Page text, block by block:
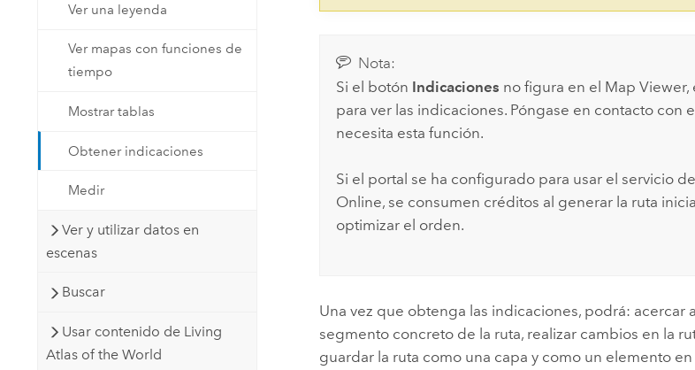
Ver una leyenda
Ver mapas con funciones de
tiempo
Mostrar tablas
Obtener indicaciones
Medir
Ver y utilizar datos en
escenas
Buscar
Usar contenido de Living
Atlas of the World
Nota:
Si el botón Indicaciones no figura en el Map Viewer,
para ver las indicaciones. Póngase en contacto con
necesita esta función.
Si el portal se ha configurado para usar el servicio
Online, se consumen créditos al generar la ruta
optimizar el orden.
Una vez que obtenga las indicaciones, podrá: acercar
segmento concreto de la ruta, realizar cambios en la
guardar la ruta como una capa y como un elemento en